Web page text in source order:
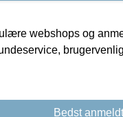
webshops og
Bedst